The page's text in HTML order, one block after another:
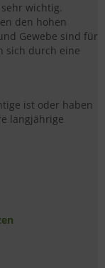
wichtig.
den hohen
Gewebe sind für
sich durch eine
ist oder haben
langjährige